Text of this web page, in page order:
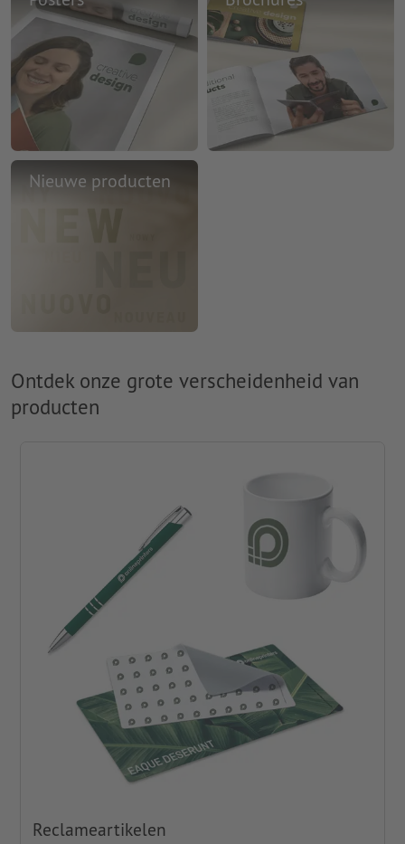
Nieuwe producten
Ontdek onze grote verscheidenheid van
producten
Reclameartikelen